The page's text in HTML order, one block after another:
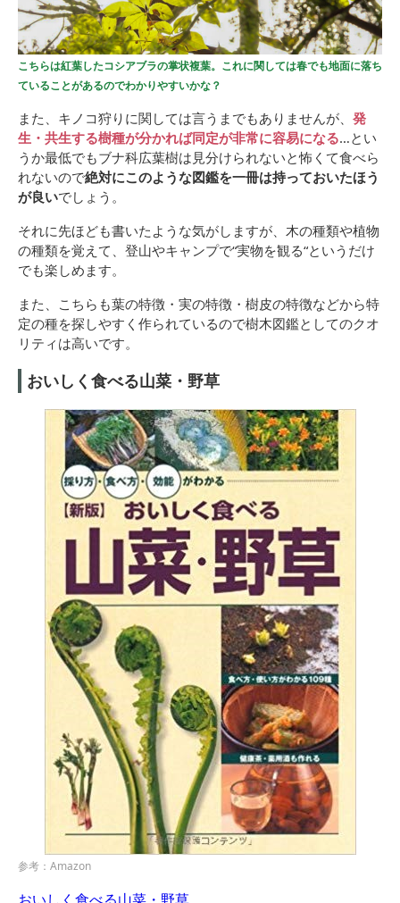
こちらは紅葉したコシアブラの掌状複葉。これに関しては春でも地面に落ち
ていることがあるのでわかりやすいかな？
また、キノコ狩りに関しては言うまでもありませんが、 発
生・共生する樹種が分かれば同定が非常に容易になる…とい
うか最低でもブナ科広葉樹は見分けられないと怖くて食べら
れないので絶対にこのような図鑑を一冊は持っておいたほう
が良いでしょう。
それに先ほども書いたような気がしますが、木の種類や植物
の種類を覚えて、登山やキャンプで“実物を観る“というだけ
でも楽しめます。
また、こちらも葉の特徴・実の特徴・樹皮の特徴などから特
定の種を探しやすく作られているので樹木図鑑としてのクオ
リティは高いです。
おいしく食べる山菜・野草
参考：Amazon